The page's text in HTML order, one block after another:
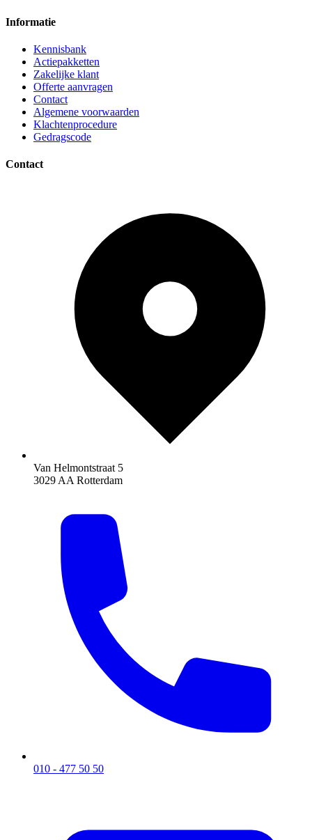
Informatie
Kennisbank
Actiepakketten
Zakelijke klant
Offerte aanvragen
Contact
Algemene voorwaarden
Klachtenprocedure
Gedragscode
Contact
Van Helmontstraat 5
3029 AA Rotterdam
010 - 477 50 50